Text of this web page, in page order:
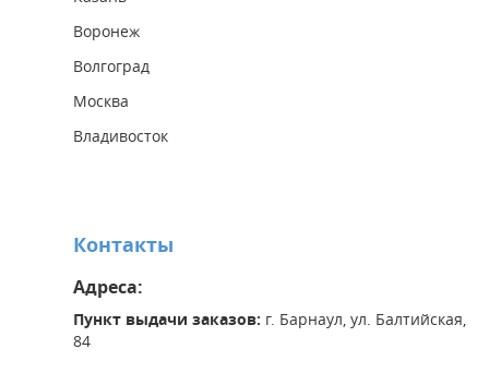
Воронеж
Волгоград
Москва
Владивосток
Контакты
Адреса:
Пункт выдачи заказов: г. Барнаул, ул. Балтийская,
84